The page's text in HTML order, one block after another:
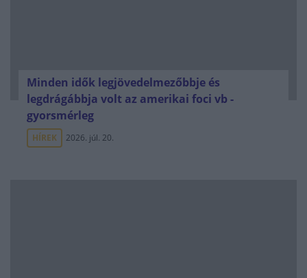
Minden idők legjövedelmezőbbje és
legdrágábbja volt az amerikai foci vb -
gyorsmérleg
HÍREK 2026. júl. 20.